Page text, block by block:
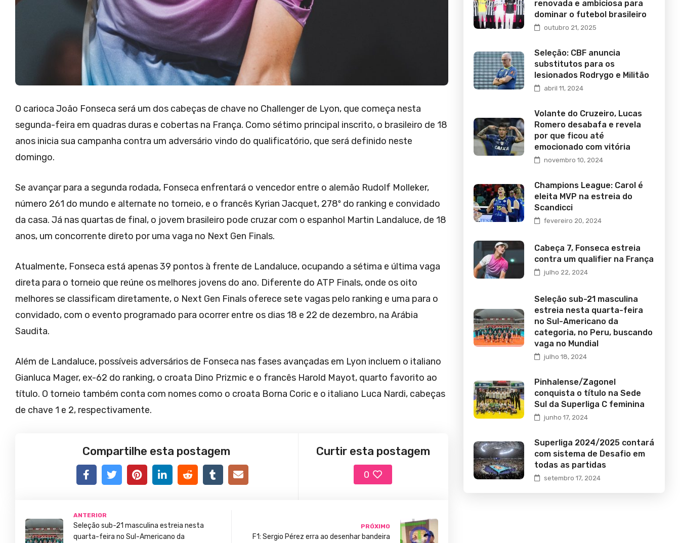
O carioca João Fonseca será um dos cabeças de chave no Challenger de Lyon, que começa nesta
segunda-feira em quadras duras e cobertas na França. Como sétimo principal inscrito, o brasileiro de 18
anos inicia sua campanha contra um adversário vindo do qualificatório, que será definido neste
domingo.
Se avançar para a segunda rodada, Fonseca enfrentará o vencedor entre o alemão Rudolf Molleker,
número 261 do mundo e alternate no torneio, e o francês Kyrian Jacquet, 278º do ranking e convidado
da casa. Já nas quartas de final, o jovem brasileiro pode cruzar com o espanhol Martin Landaluce, de 18
anos, um concorrente direto por uma vaga no Next Gen Finals.
Atualmente, Fonseca está apenas 39 pontos à frente de Landaluce, ocupando a sétima e última vaga
direta para o torneio que reúne os melhores jovens do ano. Diferente do ATP Finals, onde os oito
melhores se classificam diretamente, o Next Gen Finals oferece sete vagas pelo ranking e uma para o
convidado, com o evento programado para ocorrer entre os dias 18 e 22 de dezembro, na Arábia
Saudita.
Além de Landaluce, possíveis adversários de Fonseca nas fases avançadas em Lyon incluem o italiano
Gianluca Mager, ex-62 do ranking, o croata Dino Prizmic e o francês Harold Mayot, quarto favorito ao
título. O torneio também conta com nomes como o croata Borna Coric e o italiano Luca Nardi, cabeças
de chave 1 e 2, respectivamente.
Compartilhe esta postagem Curtir esta postagem
0
ANTERIOR
Seleção sub-21 masculina estreia nesta
quarta-feira no Sul-Americano da
PRÓXIMO
F1: Sergio Pérez erra ao desenhar bandeira
renovada e ambiciosa para
dominar o futebol brasileiro
outubro 21, 2025
Seleção: CBF anuncia
substitutos para os
lesionados Rodrygo e Militão
abril 11, 2024
Volante do Cruzeiro, Lucas
Romero desabafa e revela
por que ficou até
emocionado com vitória
novembro 10, 2024
Champions League: Carol é
eleita MVP na estreia do
Scandicci
fevereiro 20, 2024
Cabeça 7, Fonseca estreia
contra um qualifier na França
julho 22, 2024
Seleção sub-21 masculina
estreia nesta quarta-feira
no Sul-Americano da
categoria, no Peru, buscando
vaga no Mundial
julho 18, 2024
Pinhalense/Zagonel
conquista o título na Sede
Sul da Superliga C feminina
junho 17, 2024
Superliga 2024/2025 contará
com sistema de Desafio em
todas as partidas
setembro 17, 2024